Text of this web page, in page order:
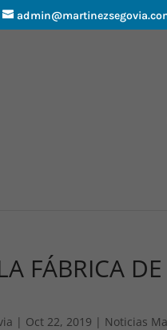
FÁBRICA
| Oct 22, 2019 | Noticias